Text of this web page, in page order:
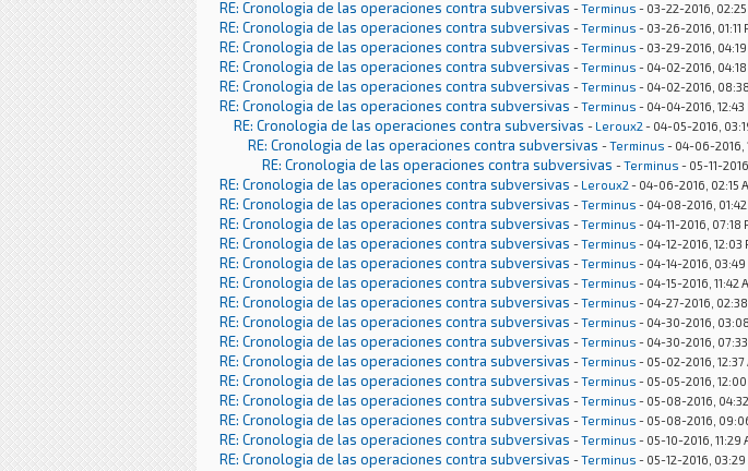
RE: Cronologia de las operaciones contra subversivas -Terminus - 03-22-2016, 02:25
RE: Cronologia de las operaciones contra subversivas -Terminus - 03-26-2016, 01:11
RE: Cronologia de las operaciones contra subversivas -Terminus - 03-29-2016, 04:19
RE: Cronologia de las operaciones contra subversivas -Terminus - 04-02-2016, 04:18
RE: Cronologia de las operaciones contra subversivas -Terminus - 04-02-2016,
RE: Cronologia de las operaciones contra subversivas -Terminus - 04-04-2016, 12:43
RE: Cronologia de las operaciones contra subversivas - Leroux2 - 04-05-2016,
RE: Cronologia de las operaciones contra subversivas -Terminus - 04-06-2016,
RE: Cronologia de las operaciones contra subversivas -Terminus - 05-11-
RE: Cronologia de las operaciones contra subversivas - Leroux2 - 04-06-2016, 02:15
RE: Cronologia de las operaciones contra subversivas -Terminus - 04-08-2016, 01:42
RE: Cronologia de las operaciones contra subversivas -Terminus - 04-11-2016, 07:18
RE: Cronologia de las operaciones contra subversivas -Terminus - 04-12-2016, 12:03
RE: Cronologia de las operaciones contra subversivas -Terminus - 04-14-2016, 03:49
RE: Cronologia de las operaciones contra subversivas -Terminus - 04-15-2016, 11:42
RE: Cronologia de las operaciones contra subversivas -Terminus - 04-27-2016, 02:38
RE: Cronologia de las operaciones contra subversivas -Terminus - 04-30-2016,
RE: Cronologia de las operaciones contra subversivas -Terminus - 04-30-2016, 07:33
RE: Cronologia de las operaciones contra subversivas -Terminus - 05-02-2016, 12:37
RE: Cronologia de las operaciones contra subversivas -Terminus - 05-05-2016, 12:00
RE: Cronologia de las operaciones contra subversivas -Terminus - 05-08-2016,
RE: Cronologia de las operaciones contra subversivas -Terminus - 05-08-2016,
RE: Cronologia de las operaciones contra subversivas -Terminus - 05-10-2016, 11:29
RE: Cronologia de las operaciones contra subversivas -Terminus - 05-12-2016, 03:29